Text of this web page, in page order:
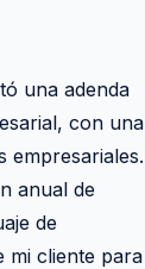
una adenda
con una
empresariales.
anual de
de
mi cliente para